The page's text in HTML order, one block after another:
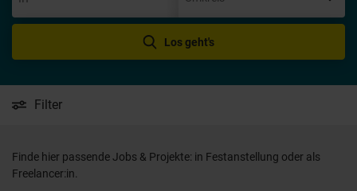
Los geht's
Filter
Finde hier passende Jobs & Projekte: in Festanstellung oder als
Freelancer:in.